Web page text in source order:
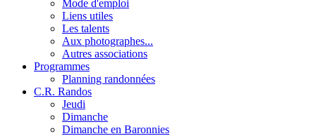
Mode d'emploi
Liens utiles
Les talents
Aux photographes...
Autres associations
Programmes
Planning randonnées
C.R. Randos
Jeudi
Dimanche
Dimanche en Baronnies